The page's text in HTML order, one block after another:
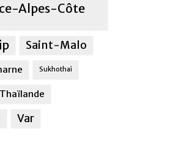
Alpes-Côte
Saint-Malo
Sukhothai
Thaïlande
Var